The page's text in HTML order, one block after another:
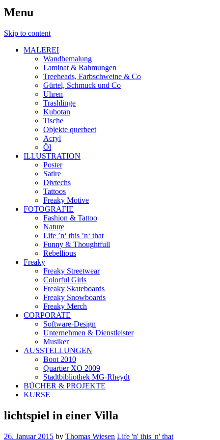
Menu
Skip to content
MALEREI
Wandbemalung
Laminat & Rahmungen
Treeheads, Farbschweine & Co
Gürtel, Schmuck und Co
Uhren
Trashlinge
Kubotan
Tische
Objekte querbeet
Acryl
Öl
ILLUSTRATION
Poster
Satire
Divtechs
Tattoos
Freaky Motive
FOTOGRAFIE
Fashion & Tattoo
Nature
Life ’n‘ this ’n‘ that
Funny & Thoughtfull
Rebellious
Freaky
Freaky Streetwear
Colorful Girls
Freaky Skateboards
Freaky Snowboards
Freaky Merch
CORPORATE
Software-Design
Unternehmen & Dienstleister
Musiker
AUSSTELLUNGEN
Boot 2010
Quartier XO 2009
Stadtbibliothek MG-Rheydt
BÜCHER & PROJEKTE
KURSE
lichtspiel in einer Villa
26. Januar 2015 by Thomas Wiesen Life 'n' this 'n' that